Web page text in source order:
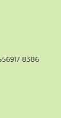
8386